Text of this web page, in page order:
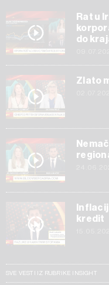
Rat u
do
Zlato
kredit
SVE VESTI IZ RUBRIKE INSIGHT